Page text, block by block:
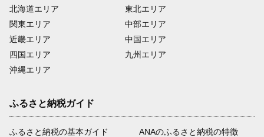
北海道エリア
関東エリア
近畿エリア
四国エリア
沖縄エリア
東北エリア
中部エリア
中国エリア
九州エリア
ふるさと納税ガイド
ふるさと納税の基本ガイド
ANAのふるさと納税の特徴